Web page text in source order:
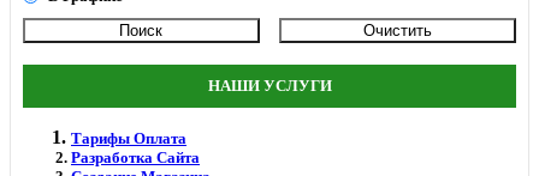
НАШИ УСЛУГИ
Тарифы Оплата
Разработка Сайта